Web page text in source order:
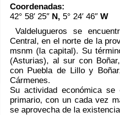
Coordenadas:
42° 58′ 25″ N, 5° 24′ 46″ W
Valdelugueros se
Central, en el norte de la
msnm (la capital). Su
(Asturias), al sur con
con Puebla de Lillo y
Cármenes.
Su actividad económica
primario, con un cada vez
se aprovecha de la